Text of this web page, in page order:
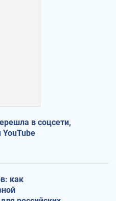
в соцсети,
как